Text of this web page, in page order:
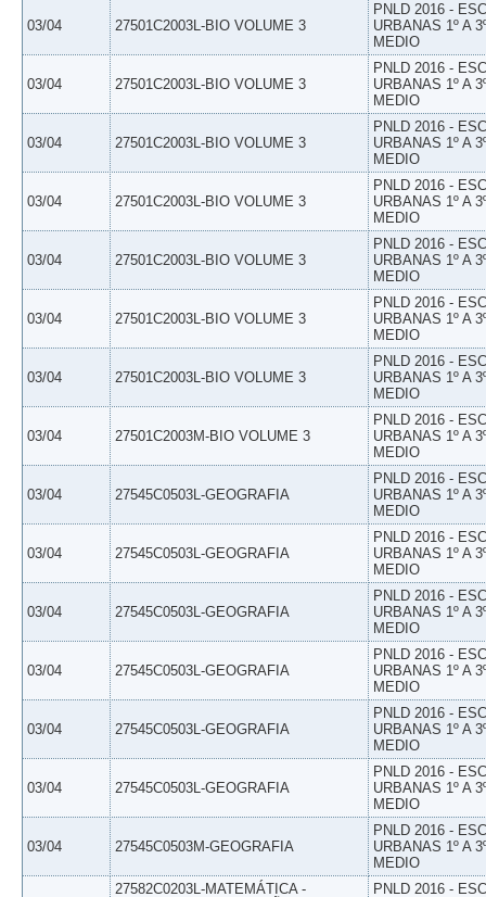
03/04 27501C2003L-BIO VOLUME 3
PNLD 2016 -
URBANAS 1º A
MEDIO
03/04 27501C2003L-BIO VOLUME 3
PNLD 2016 -
URBANAS 1º A
MEDIO
03/04 27501C2003L-BIO VOLUME 3
PNLD 2016 -
URBANAS 1º A
MEDIO
03/04 27501C2003L-BIO VOLUME 3
PNLD 2016 -
URBANAS 1º A
MEDIO
03/04 27501C2003L-BIO VOLUME 3
PNLD 2016 -
URBANAS 1º A
MEDIO
03/04 27501C2003L-BIO VOLUME 3
PNLD 2016 -
URBANAS 1º A
MEDIO
03/04 27501C2003L-BIO VOLUME 3
PNLD 2016 -
URBANAS 1º A
MEDIO
03/04 27501C2003M-BIO VOLUME 3
PNLD 2016 -
URBANAS 1º A
MEDIO
03/04 27545C0503L-GEOGRAFIA
PNLD 2016 -
URBANAS 1º A
MEDIO
03/04 27545C0503L-GEOGRAFIA
PNLD 2016 -
URBANAS 1º A
MEDIO
03/04 27545C0503L-GEOGRAFIA
PNLD 2016 -
URBANAS 1º A
MEDIO
03/04 27545C0503L-GEOGRAFIA
PNLD 2016 -
URBANAS 1º A
MEDIO
03/04 27545C0503L-GEOGRAFIA
PNLD 2016 -
URBANAS 1º A
MEDIO
03/04 27545C0503L-GEOGRAFIA
PNLD 2016 -
URBANAS 1º A
MEDIO
03/04 27545C0503M-GEOGRAFIA
PNLD 2016 -
URBANAS 1º A
MEDIO
27582C0203L-MATEMÁTICA -
PNLD 2016 -